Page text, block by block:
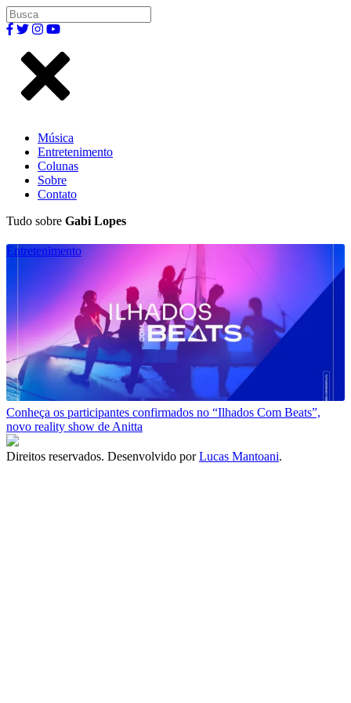
Música
Entretenimento
Colunas
Sobre
Contato
Tudo sobre Gabi Lopes
Entretenimento
Conheça os participantes confirmados no “Ilhados Com Beats”,
novo reality show de Anitta
Direitos reservados. Desenvolvido porLucas Mantoani.